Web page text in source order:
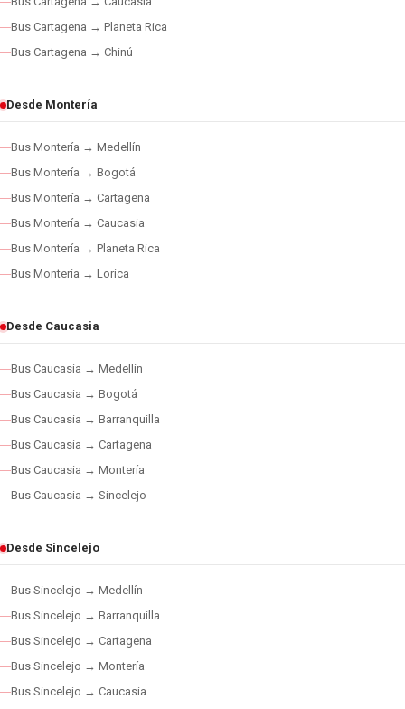
Bus Cartagena → Planeta Rica
Bus Cartagena → Chinú
Desde Montería
Bus Montería → Medellín
Bus Montería → Bogotá
Bus Montería → Cartagena
Bus Montería → Caucasia
Bus Montería → Planeta Rica
Bus Montería → Lorica
Desde Caucasia
Bus Caucasia → Medellín
Bus Caucasia → Bogotá
Bus Caucasia → Barranquilla
Bus Caucasia → Cartagena
Bus Caucasia → Montería
Bus Caucasia → Sincelejo
Desde Sincelejo
Bus Sincelejo → Medellín
Bus Sincelejo → Barranquilla
Bus Sincelejo → Cartagena
Bus Sincelejo → Montería
Bus Sincelejo → Caucasia